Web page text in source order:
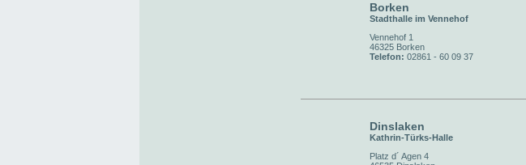
Borken
Stadthalle im Vennehof
Vennehof 1
46325 Borken
Telefon: 02861 - 60 09 37
Dinslaken
Kathrin-Türks-Halle
Platz d´ Agen 4